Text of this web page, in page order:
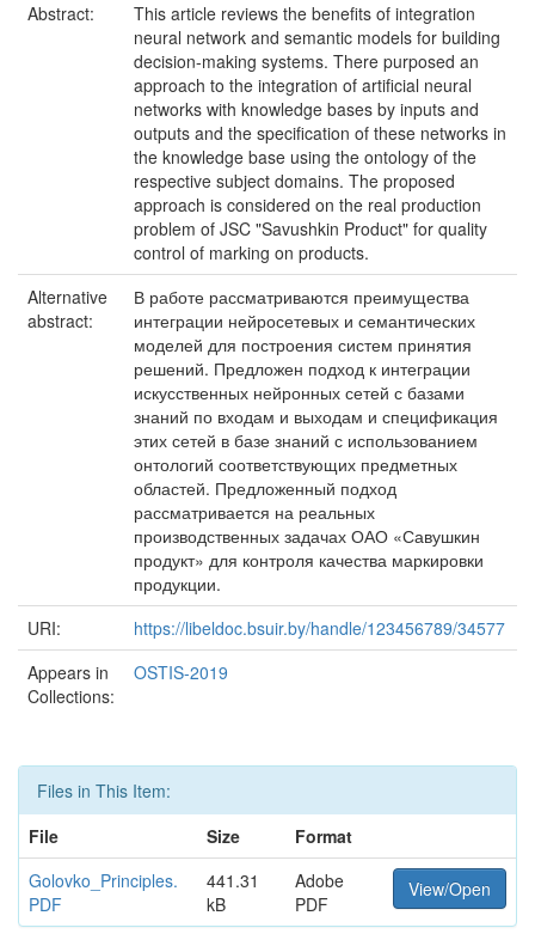
Abstract:
This article reviews the beneﬁts of integration
neural network and semantic models for building
decision-making systems. There purposed an
approach to the integration of artiﬁcial neural
networks with knowledge bases by inputs and
outputs and the speciﬁcation of these networks in
the knowledge base using the ontology of the
respective subject domains. The proposed
approach is considered on the real production
problem of JSC "Savushkin Product" for quality
control of marking on products.
Alternative
abstract:
В работе рассматриваются преимущества
интеграции нейросетевых и семантических
моделей для построения систем принятия
решений. Предложен подход к интеграции
искусственных нейронных сетей с базами
знаний по входам и выходам и спецификация
этих сетей в базе знаний с использованием
онтологий соответствующих предметных
областей. Предложенный подход
рассматривается на реальных
производственных задачах ОАО «Савушкин
продукт» для контроля качества маркировки
продукции.
URI:
https://libeldoc.bsuir.by/handle/123456789/34577
Appears in
Collections:
OSTIS-2019
Files in This Item:
File
Size
Format
Golovko_Principles.
PDF
441.31
kB
Adobe
PDF
View/Open